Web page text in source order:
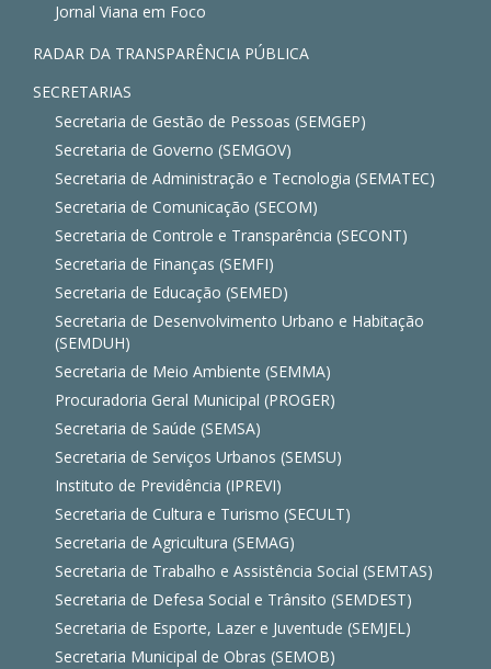
Jornal Viana em Foco
RADAR DA TRANSPARÊNCIA PÚBLICA
SECRETARIAS
Secretaria de Gestão de Pessoas (SEMGEP)
Secretaria de Governo (SEMGOV)
Secretaria de Administração e Tecnologia (SEMATEC)
Secretaria de Comunicação (SECOM)
Secretaria de Controle e Transparência (SECONT)
Secretaria de Finanças (SEMFI)
Secretaria de Educação (SEMED)
Secretaria de Desenvolvimento Urbano e Habitação
(SEMDUH)
Secretaria de Meio Ambiente (SEMMA)
Procuradoria Geral Municipal (PROGER)
Secretaria de Saúde (SEMSA)
Secretaria de Serviços Urbanos (SEMSU)
Instituto de Previdência (IPREVI)
Secretaria de Cultura e Turismo (SECULT)
Secretaria de Agricultura (SEMAG)
Secretaria de Trabalho e Assistência Social (SEMTAS)
Secretaria de Defesa Social e Trânsito (SEMDEST)
Secretaria de Esporte, Lazer e Juventude (SEMJEL)
Secretaria Municipal de Obras (SEMOB)